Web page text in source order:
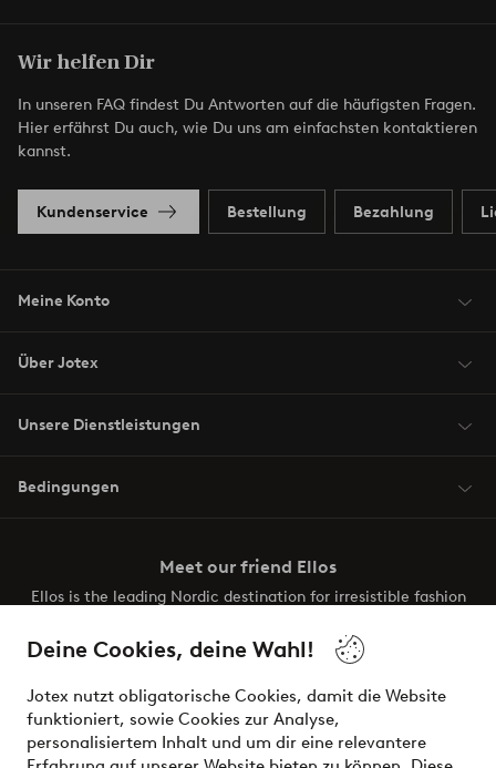
Deine Cookies, deine Wahl!
Jotex nutzt obligatorische Cookies, damit die Website
funktioniert, sowie Cookies zur Analyse,
personalisiertem Inhalt und um dir eine relevantere
Wir helfen Dir
In unseren FAQ findest Du Antworten auf die häufigsten Fragen.
Hier erfährst Du auch, wie Du uns am einfachsten kontaktieren
kannst.
Kundenservice Bestellung Bezahlung
Meine Konto
Über Jotex
Unsere Dienstleistungen
Bedingungen
Meet our friend Ellos
Ellos is the leading Nordic destination for irresistible fashion
the latest trends, curated to make finding your next look
effortless. It’s all here.
Visit Ellos